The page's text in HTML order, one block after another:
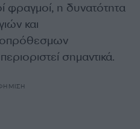
φραγμοί, η δυνατότητα
και
σημαντικά.